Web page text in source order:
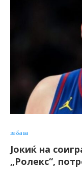
забава
Јокиќ на
„Ролекс“,